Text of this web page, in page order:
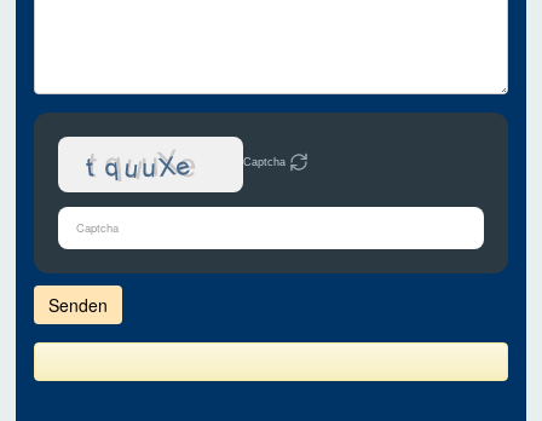
Captcha
gib
die
im
CAPTCHA
angezeigten